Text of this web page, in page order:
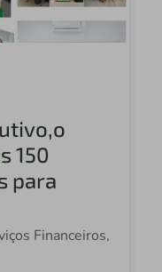
SP
Paulo
150
para
Financeiros,